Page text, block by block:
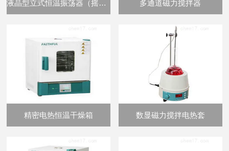
液晶型立式恒温振荡器（摇床） 多通道磁力搅拌器
精密电热恒温干燥箱 数显磁力搅拌电热套